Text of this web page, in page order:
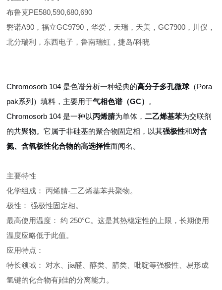
布鲁克PE580,590,680,690
磐诺A90，福立GC9790，华爱，天瑞，天美，GC7900，川仪，
北分瑞利，东西电子，鲁南瑞虹，捷岛/科晓
Chromosorb 104 是色谱分析一种经典的高分子多孔微球 （Pora
pak系列）填料，主要用于气相色谱（GC） 。
Chromosorb 104 是一种以丙烯腈为单体，二乙烯基苯为交联剂
的共聚物。它属于非硅基的聚合物固定相，以其强极性和对含
氮、含氧极性化合物的高选择性而闻名。
主要特性
化学组成： 丙烯腈-二乙烯基苯共聚物。
极性： 强极性固定相。
最高使用温度： 约 250°C。这是其热稳定性的上限，长期使用
温度应略低于此值。
应用特点：
特长领域： 对水、jia醛、醇类、腈类、吡啶等强极性、易形成
氢键的化合物有ji佳的分离能力。